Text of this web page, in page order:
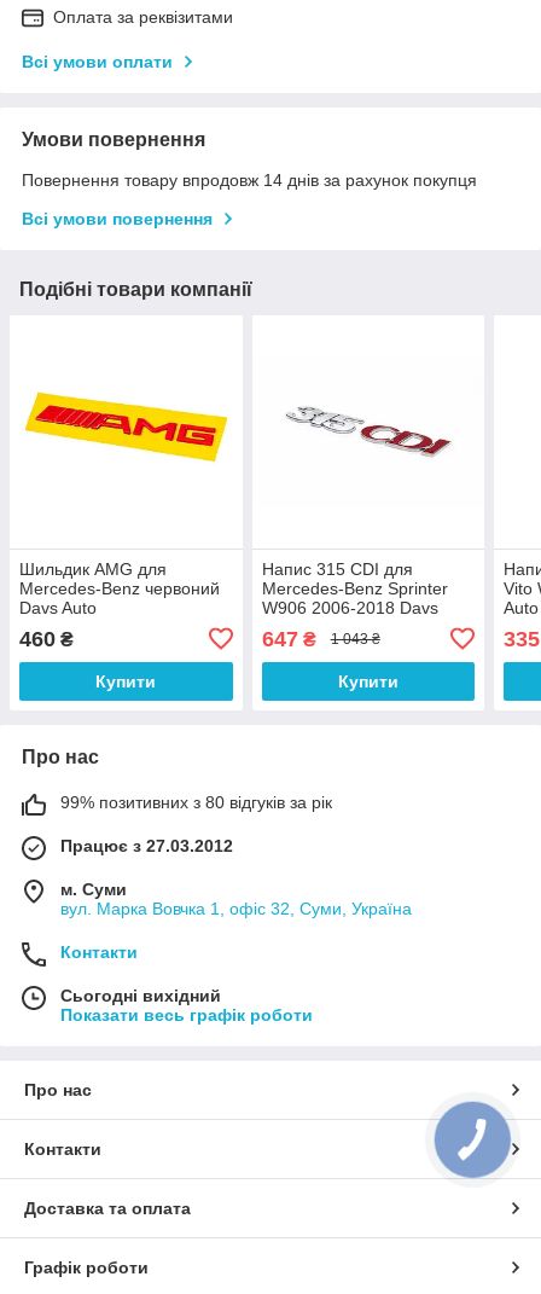
Оплата за реквізитами
Всі умови оплати
Умови повернення
Повернення товару впродовж 14 днів за рахунок покупця
Всі умови повернення
Подібні товари компанії
Шильдик AMG для
Mercedes-Benz червоний
Davs Auto
460 ₴
Купити
Напис 315 CDI для
Mercedes-Benz Sprinter
W906 2006-2018 Davs
647₴ 1 043 ₴
Купити
Vito
Auto
335
Про нас
99% позитивних з 80 відгуків за рік
Працює з 27.03.2012
м. Суми
вул. Марка Вовчка 1, офіс 32, Суми, Україна
Контакти
Сьогодні вихідний
Показати весь графік роботи
Про нас
Контакти
Доставка та оплата
Графік роботи